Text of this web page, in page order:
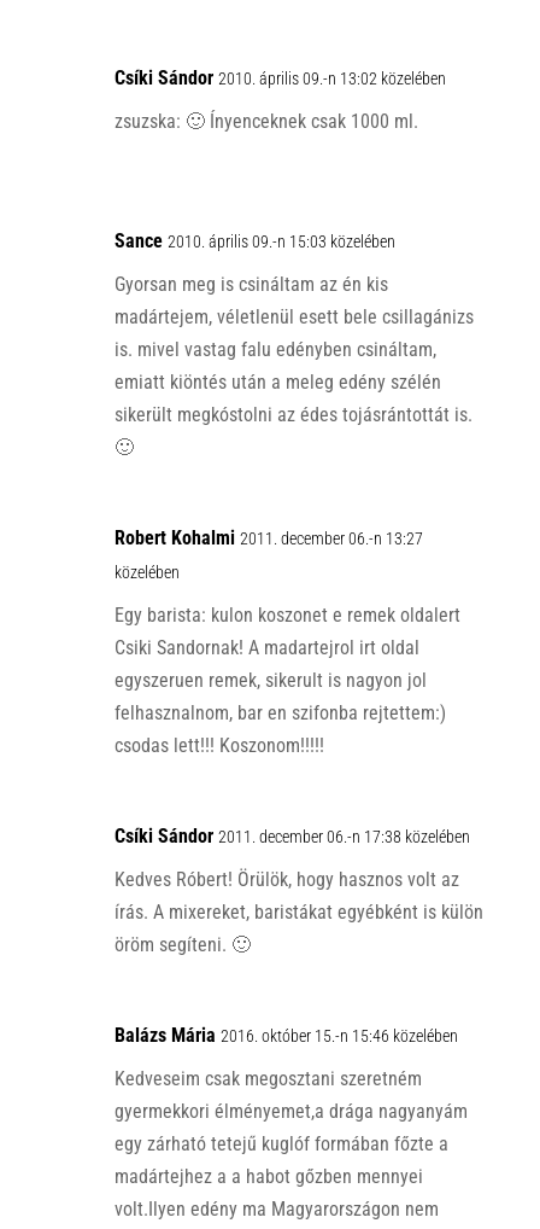
Csíki Sándor 2010. április 09.-n 13:02 közelében
zsuzska: 🙂 Ínyenceknek csak 1000 ml.
Sance 2010. április 09.-n 15:03 közelében
Gyorsan meg is csináltam az én kis
madártejem, véletlenül esett bele csillagánizs
is. mivel vastag falu edényben csináltam,
emiatt kiöntés után a meleg edény szélén
sikerült megkóstolni az édes tojásrántottát is.
🙂
Robert Kohalmi 2011. december 06.-n 13:27
közelében
Egy barista: kulon koszonet e remek oldalert
Csiki Sandornak! A madartejrol irt oldal
egyszeruen remek, sikerult is nagyon jol
felhasznalnom, bar en szifonba rejtettem:)
csodas lett!!! Koszonom!!!!!
Csíki Sándor 2011. december 06.-n 17:38 közelében
Kedves Róbert! Örülök, hogy hasznos volt az
írás. A mixereket, baristákat egyébként is külön
öröm segíteni. 🙂
Balázs Mária 2016. október 15.-n 15:46 közelében
Kedveseim csak megosztani szeretném
gyermekkori élményemet,a drága nagyanyám
egy zárható tetejű kuglóf formában főzte a
madártejhez a a habot gőzben mennyei
volt.Ilyen edény ma Magyarországon nem